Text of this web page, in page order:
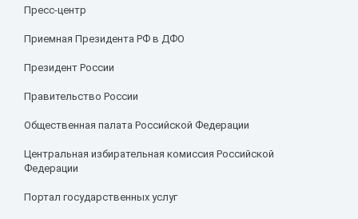
Пресс-центр
Приемная Президента РФ в ДФО
Президент России
Правительство России
Общественная палата Российской Федерации
Центральная избирательная комиссия Российской
Федерации
Портал государственных услуг